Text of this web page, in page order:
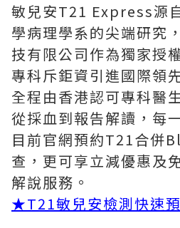
敏兒安T21 Express源
學病理學系的尖端研究
技有限公司作為獨家授
專科斥鉅資引進國際領
全程由香港認可專科醫
從採血到報告解讀，每
目前官網預約T21合併
查，更可享立減優惠及
解說服務。
★T21敏兒安檢測快速